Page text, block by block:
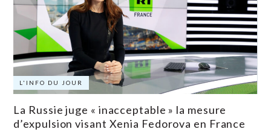
L'INFO DU JOUR
La Russie juge « inacceptable » la mesure
d’expulsion visant Xenia Fedorova en France